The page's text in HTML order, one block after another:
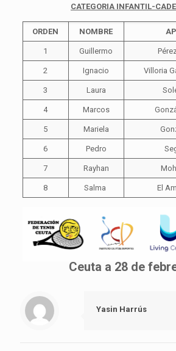
CATEGORIA INFANTIL-
ORDEN NOMBRE
1 Guillermo
2 Ignacio Villoria
3 Laura
4 Marcos
5 Mariela
6 Pedro
7 Rayhan
8 Salma El
Ceuta a 28 de
Yasin Harrús